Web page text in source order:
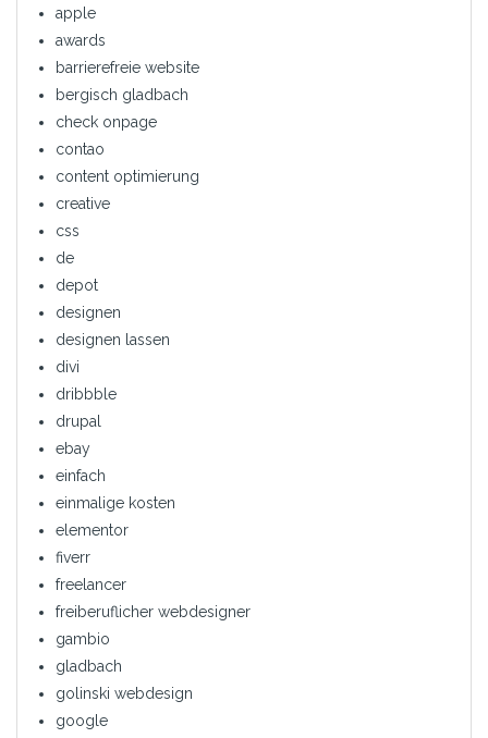
apple
awards
barrierefreie website
bergisch gladbach
check onpage
contao
content optimierung
creative
css
de
depot
designen
designen lassen
divi
dribbble
drupal
ebay
einfach
einmalige kosten
elementor
fiverr
freelancer
freiberuflicher webdesigner
gambio
gladbach
golinski webdesign
google